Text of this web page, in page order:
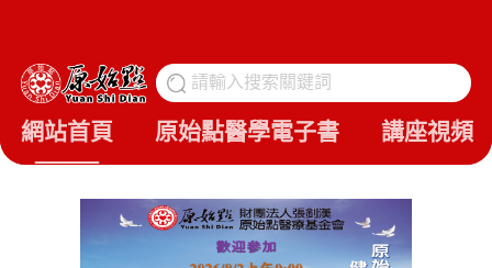
請輸入搜索關鍵詞
網站首頁 原始點醫學電子書 講座視頻